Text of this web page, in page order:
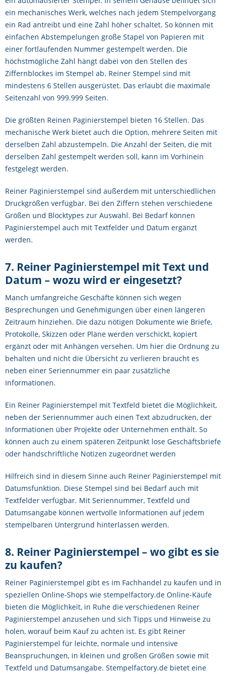
ein mechanisches Werk, welches nach jedem Stempelvorgang
ein Rad antreibt und eine Zahl höher schaltet. So können mit
einfachen Abstempelungen große Stapel von Papieren mit
einer fortlaufenden Nummer gestempelt werden. Die
höchstmögliche Zahl hängt dabei von den Stellen des
Ziffernblockes im Stempel ab. Reiner Stempel sind mit
mindestens 6 Stellen ausgerüstet. Das erlaubt die maximale
Seitenzahl von 999.999 Seiten.
Die größten Reinen Paginierstempel bieten 16 Stellen. Das
mechanische Werk bietet auch die Option, mehrere Seiten mit
derselben Zahl abzustempeln. Die Anzahl der Seiten, die mit
derselben Zahl gestempelt werden soll, kann im Vorhinein
festgelegt werden.
Reiner Paginierstempel sind außerdem mit unterschiedlichen
Druckgrößen verfügbar. Bei den Ziffern stehen verschiedene
Größen und Blocktypes zur Auswahl. Bei Bedarf können
Paginierstempel auch mit Textfelder und Datum ergänzt
werden.
7. Reiner Paginierstempel mit Text und
Datum – wozu wird er eingesetzt?
Manch umfangreiche Geschäfte können sich wegen
Besprechungen und Genehmigungen über einen längeren
Zeitraum hinziehen. Die dazu nötigen Dokumente wie Briefe,
Protokolle, Skizzen oder Pläne werden verschickt, kopiert
ergänzt oder mit Anhängen versehen. Um hier die Ordnung zu
behalten und nicht die Übersicht zu verlieren braucht es
neben einer Seriennummer ein paar zusätzliche
Informationen.
Ein Reiner Paginierstempel mit Textfeld bietet die Möglichkeit,
neben der Seriennummer auch einen Text abzudrucken, der
Informationen über Projekte oder Unternehmen enthält. So
können auch zu einem späteren Zeitpunkt lose Geschäftsbriefe
oder handschriftliche Notizen zugeordnet werden
Hilfreich sind in diesem Sinne auch Reiner Paginierstempel mit
Datumsfunktion. Diese Stempel sind bei Bedarf auch mit
Textfelder verfügbar. Mit Seriennummer, Textfeld und
Datumsangabe können wertvolle Informationen auf jedem
stempelbaren Untergrund hinterlassen werden.
8. Reiner Paginierstempel – wo gibt es sie
zu kaufen?
Reiner Paginierstempel gibt es im Fachhandel zu kaufen und in
speziellen Online-Shops wie stempelfactory.de Online-Käufe
bieten die Möglichkeit, in Ruhe die verschiedenen Reiner
Paginierstempel anzusehen und sich Tipps und Hinweise zu
holen, worauf beim Kauf zu achten ist. Es gibt Reiner
Paginierstempel für leichte, normale und intensive
Beanspruchungen, in kleinen und großen Größen sowie mit
Textfeld und Datumsangabe. Stempelfactory.de bietet eine